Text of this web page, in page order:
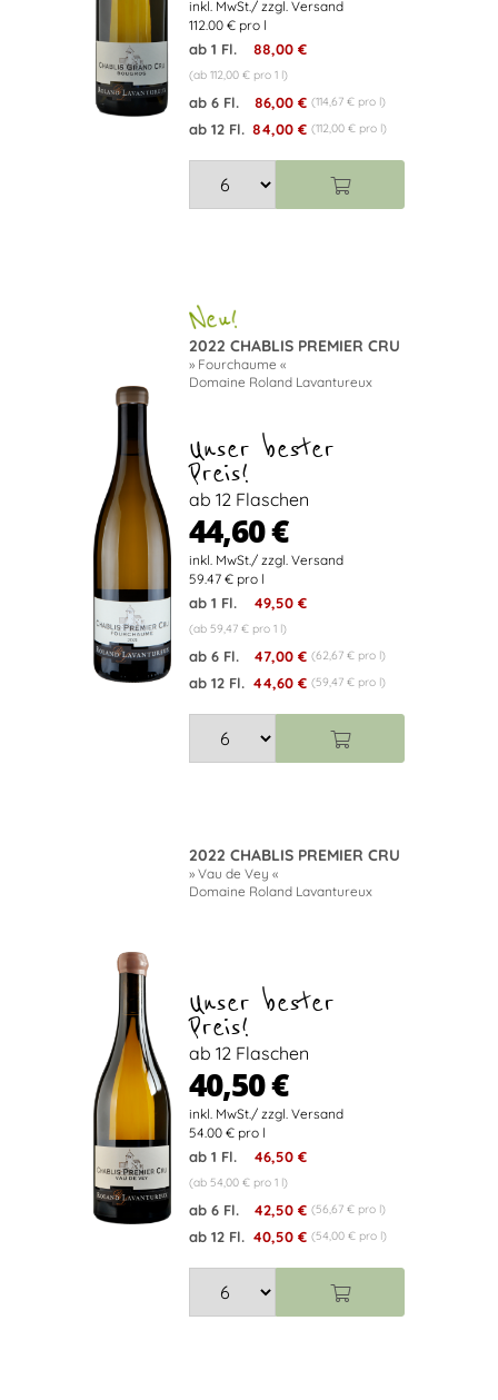
112.00 € pro l
ab 1 Fl. 88,00 €
(ab 112,00 € pro 1 l)
ab 6 Fl. 86,00 € (114,67 € pro l)
ab 12 Fl. 84,00 € (112,00 € pro l)
2022 CHABLIS PREMIER CRU
» Fourchaume «
Domaine Roland Lavantureux
Unser bester
Preis!
ab 12 Flaschen
44,60 €
59.47 € pro l
ab 1 Fl. 49,50 €
(ab 59,47 € pro 1 l)
ab 6 Fl. 47,00 € (62,67 € pro l)
ab 12 Fl. 44,60 € (59,47 € pro l)
2022 CHABLIS PREMIER CRU
» Vau de Vey «
Domaine Roland Lavantureux
Unser bester
Preis!
ab 12 Flaschen
40,50 €
54.00 € pro l
ab 1 Fl. 46,50 €
(ab 54,00 € pro 1 l)
ab 6 Fl. 42,50 € (56,67 € pro l)
ab 12 Fl. 40,50 € (54,00 € pro l)